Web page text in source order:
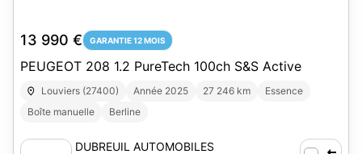
13 990 € GARANTIE 12 MOIS
PEUGEOT 208 1.2 PureTech 100ch S&S Active
Louviers (27400) Année 2025 27 246 km
Essence
Boîte manuelle
Berline
DUBREUIL AUTOMOBILES